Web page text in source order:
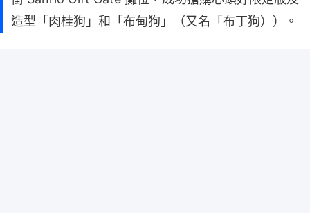
造型「肉桂狗」和「布甸狗」（又名「布丁狗））。